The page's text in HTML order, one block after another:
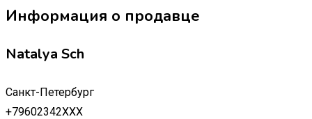
Информация о продавце
Natalya Sch
Санкт-Петербург
+79602342XXX